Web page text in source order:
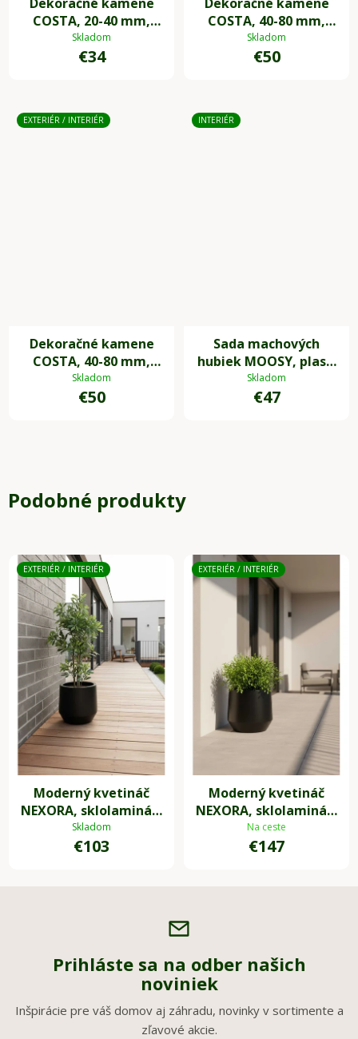
COSTA, 20-40 mm,
plast, sivá
Skladom
€34
COSTA, 40-80 mm,
plast, biela
Skladom
€50
EXTERIÉR / INTERIÉR
Dekoračné kamene
COSTA, 40-80 mm,
plast, čierna
Skladom
€50
INTERIÉR
Sada machových
hubiek MOOSY, plast,
zelená
Skladom
€47
Podobné produkty
EXTERIÉR / INTERIÉR
Moderný kvetináč
NEXORA, sklolaminát,
31x28 cm, čierny
Skladom
€103
EXTERIÉR / INTERIÉR
Moderný kvetináč
NEXORA, sklolaminát,
41x38 cm, čierny
Na ceste
€147
Prihláste sa na odber našich
noviniek
Inšpirácie pre váš domov aj záhradu, novinky v sortimente a
zľavové akcie.